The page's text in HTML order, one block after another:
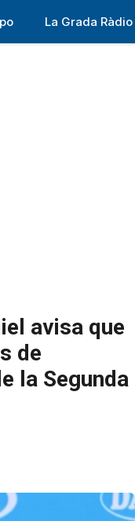
La Grada Ràdio
avisa que
de
la Segunda